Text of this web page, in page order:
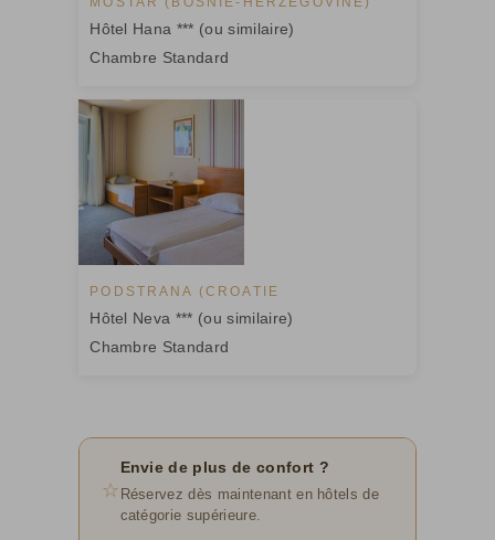
Hôtel Hana *** (ou similaire)
Chambre Standard
PODSTRANA (CROATIE
Hôtel Neva *** (ou similaire)
Chambre Standard
☆
Envie de plus de confort ?
Réservez dès maintenant en hôtels de
catégorie supérieure.